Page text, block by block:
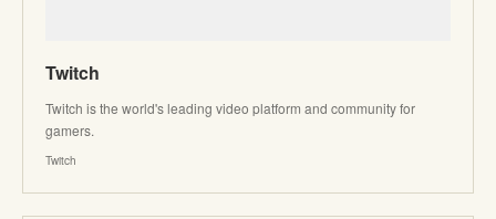
Twitch
Twitch is the world's leading video platform and community for
gamers.
Twitch